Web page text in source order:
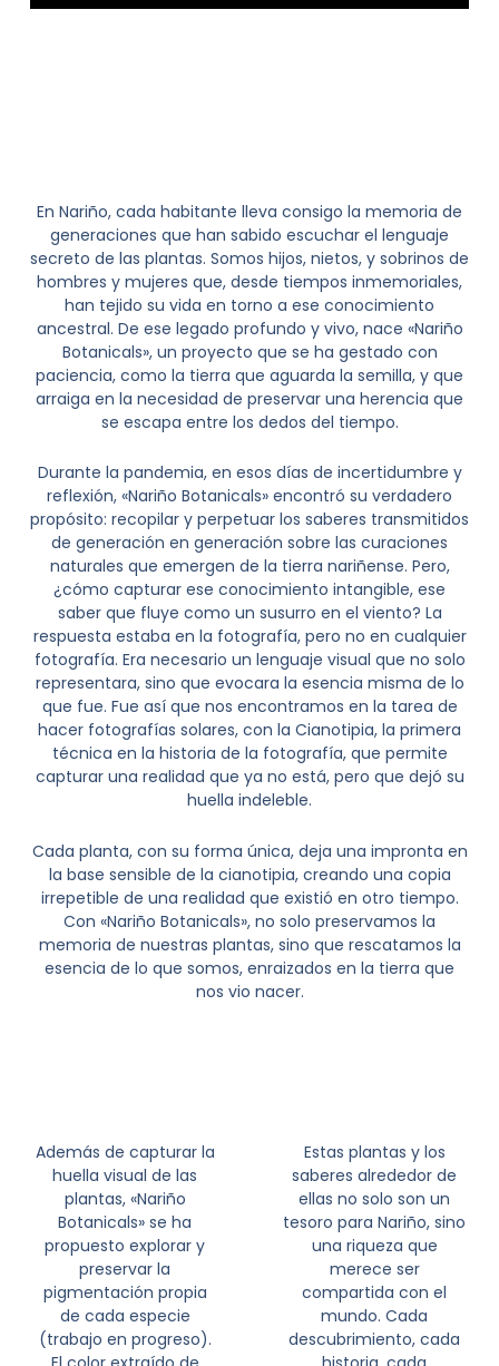
En Nariño, cada habitante lleva consigo la memoria de
generaciones que han sabido escuchar el lenguaje
secreto de las plantas. Somos hijos, nietos, y sobrinos de
hombres y mujeres que, desde tiempos inmemoriales,
han tejido su vida en torno a ese conocimiento
ancestral. De ese legado profundo y vivo, nace «Nariño
Botanicals», un proyecto que se ha gestado con
paciencia, como la tierra que aguarda la semilla, y que
arraiga en la necesidad de preservar una herencia que
se escapa entre los dedos del tiempo.
Durante la pandemia, en esos días de incertidumbre y
reflexión, «Nariño Botanicals» encontró su verdadero
propósito: recopilar y perpetuar los saberes transmitidos
de generación en generación sobre las curaciones
naturales que emergen de la tierra nariñense. Pero,
¿cómo capturar ese conocimiento intangible, ese
saber que fluye como un susurro en el viento? La
respuesta estaba en la fotografía, pero no en cualquier
fotografía. Era necesario un lenguaje visual que no solo
representara, sino que evocara la esencia misma de lo
que fue. Fue así que nos encontramos en la tarea de
hacer fotografías solares, con la Cianotipia, la primera
técnica en la historia de la fotografía, que permite
capturar una realidad que ya no está, pero que dejó su
huella indeleble.
Cada planta, con su forma única, deja una impronta en
la base sensible de la cianotipia, creando una copia
irrepetible de una realidad que existió en otro tiempo.
Con «Nariño Botanicals», no solo preservamos la
memoria de nuestras plantas, sino que rescatamos la
esencia de lo que somos, enraizados en la tierra que
nos vio nacer.
Además de capturar la
huella visual de las
plantas, «Nariño
Botanicals» se ha
propuesto explorar y
preservar la
pigmentación propia
de cada especie
(trabajo en progreso).
Estas plantas y los
saberes alrededor de
ellas no solo son un
tesoro para Nariño, sino
una riqueza que
merece ser
compartida con el
mundo. Cada
descubrimiento, cada